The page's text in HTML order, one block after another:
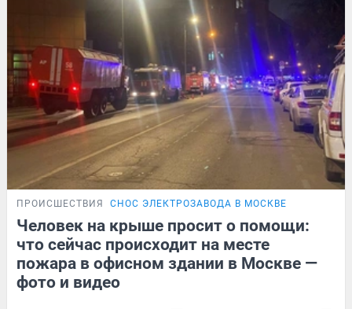
ПРОИСШЕСТВИЯ СНОС ЭЛЕКТРОЗАВОДА В МОСКВЕ
Человек на крыше просит о помощи:
что сейчас происходит на месте
пожара в офисном здании в Москве —
фото и видео